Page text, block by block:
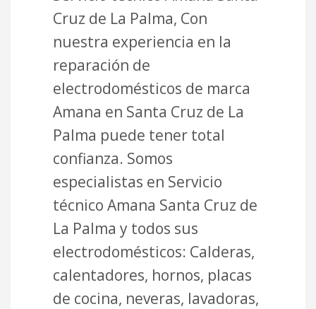
Cruz de La Palma, Con
nuestra experiencia en la
reparación de
electrodomésticos de marca
Amana en Santa Cruz de La
Palma puede tener total
confianza. Somos
especialistas en Servicio
técnico Amana Santa Cruz de
La Palma y todos sus
electrodomésticos: Calderas,
calentadores, hornos, placas
de cocina, neveras, lavadoras,